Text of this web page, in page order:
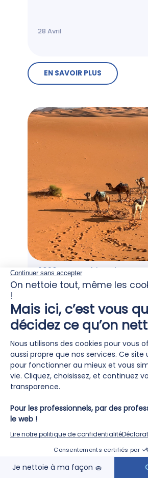
28 Avril
EN SAVOIR PLUS
2026 marque bien plus qu’un
partenariat 🤝
24Avril
EN SAVOIR PLUS